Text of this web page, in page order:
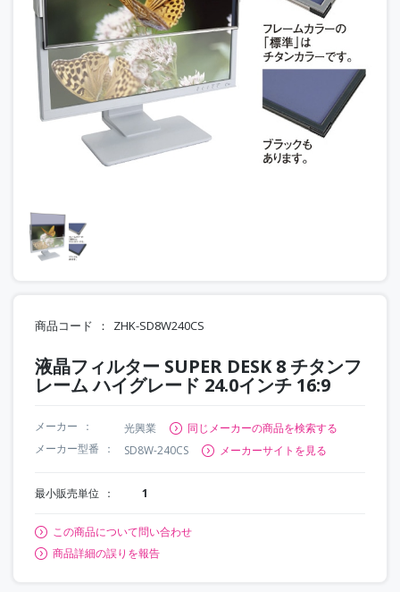
商品コード ZHK-SD8W240CS
液晶フィルター SUPER DESK 8 チタンフ
レーム ハイグレード 24.0インチ 16:9
メーカー 光興業
同じメーカーの商品を検索する
メーカー型番
SD8W-240CS メーカーサイトを見る
最小販売単位 1
この商品について問い合わせ
商品詳細の誤りを報告